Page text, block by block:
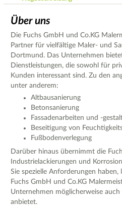
Über uns
Die Fuchs GmbH und Co.KG
Partner für vielfältige Maler- und
Dortmund. Das Unternehmen
Dienstleistungen, die sowohl für
Kunden interessant sind. Zu den
unter anderem:
Altbausanierung
Betonsanierung
Fassadenarbeiten und -
Beseitigung von
Fußbodenverlegung
Darüber hinaus übernimmt die
Industrielackierungen und
Sie spezielle Anforderungen
Fuchs GmbH und Co.KG
Unternehmen möglicherweise
anbietet.